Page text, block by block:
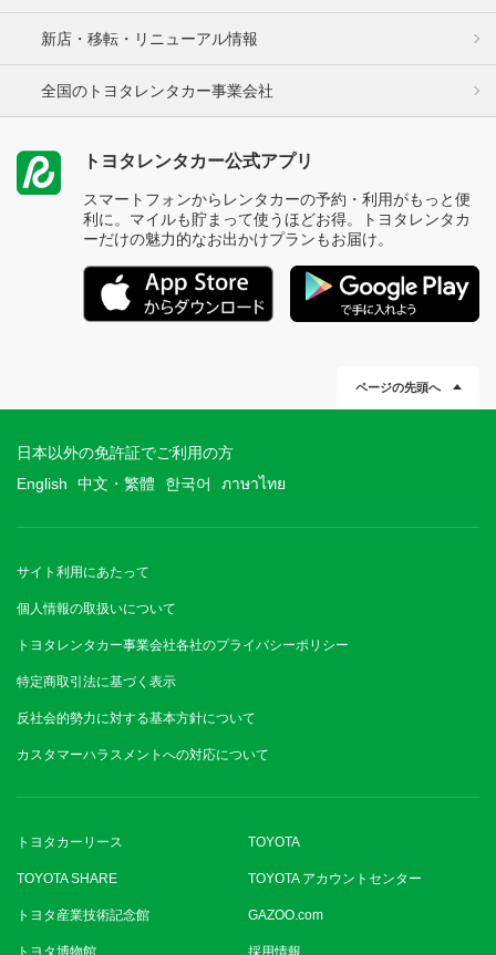
新店・移転・リニューアル情報
全国のトヨタレンタカー事業会社
トヨタレンタカー公式アプリ
スマートフォンからレンタカーの予約・利用がもっと便
利に。マイルも貯まって使うほどお得。トヨタレンタカ
ーだけの魅力的なお出かけプランもお届け。
ページの先頭へ
日本以外の免許証でご利用の方
English
中文・繁體 한국어 ภาษาไทย
サイト利用にあたって
個人情報の取扱いについて
トヨタレンタカー事業会社各社のプライバシーポリシー
特定商取引法に基づく表示
反社会的勢力に対する基本方針について
カスタマーハラスメントへの対応について
トヨタカーリース TOYOTA
TOYOTA SHARE TOYOTA アカウントセンター
トヨタ産業技術記念館 GAZOO.com
トヨタ博物館 採用情報